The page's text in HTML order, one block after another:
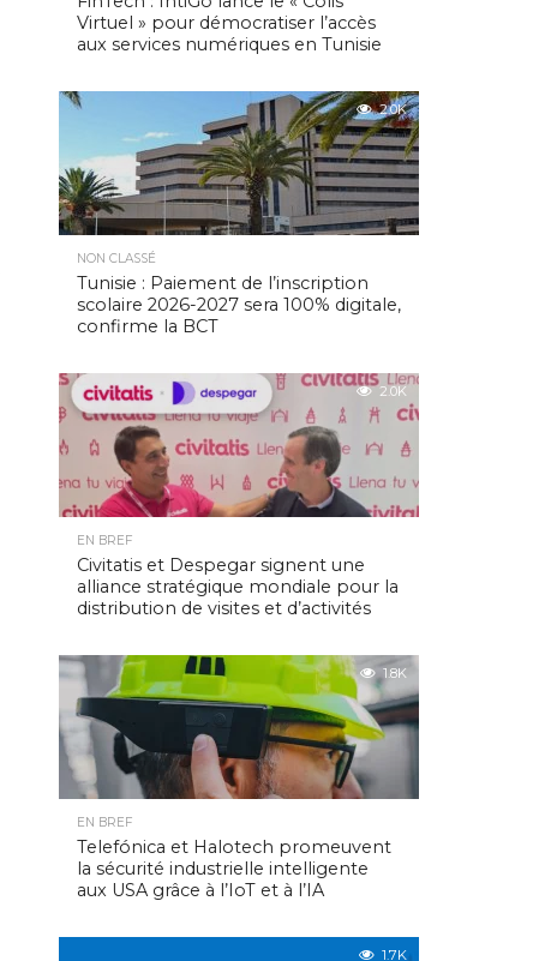
Virtuel » pour démocratiser l’accès
aux services numériques en Tunisie
2.0K
NON CLASSÉ
Tunisie : Paiement de l’inscription
scolaire 2026-2027 sera 100% digitale,
confirme la BCT
2.0K
EN BREF
Civitatis et Despegar signent une
alliance stratégique mondiale pour la
distribution de visites et d’activités
1.8K
EN BREF
Telefónica et Halotech promeuvent
la sécurité industrielle intelligente
aux USA grâce à l’IoT et à l’IA
1.7K